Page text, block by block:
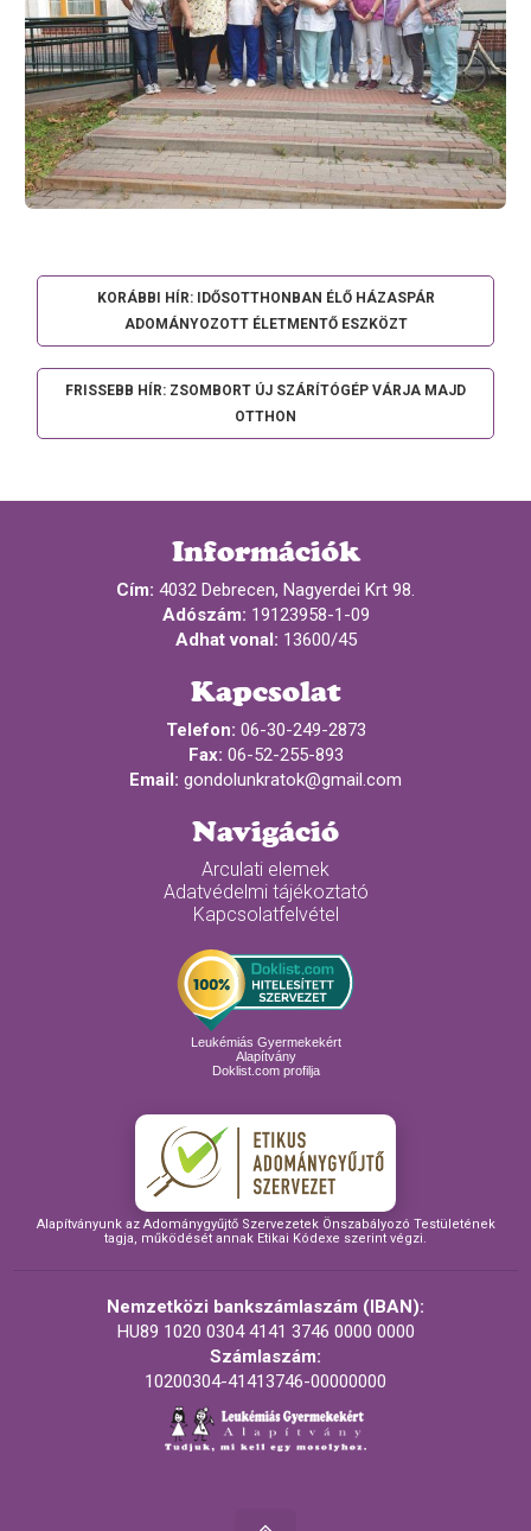
KORÁBBI HÍR: IDŐSOTTHONBAN ÉLŐ HÁZASPÁR
ADOMÁNYOZOTT ÉLETMENTŐ ESZKÖZT
FRISSEBB HÍR: ZSOMBORT ÚJ SZÁRÍTÓGÉP VÁRJA MAJD
OTTHON
Információk
Cím: 4032 Debrecen, Nagyerdei Krt 98.
Adószám: 19123958-1-09
Adhat vonal: 13600/45
Kapcsolat
Telefon: 06-30-249-2873
Fax: 06-52-255-893
Email: gondolunkratok@gmail.com
Navigáció
Arculati elemek
Adatvédelmi tájékoztató
Kapcsolatfelvétel
Leukémiás Gyermekekért
Alapítvány
Doklist.com profilja
Alapítványunk az Adománygyűjtő Szervezetek Önszabályozó Testületének
tagja, működését annak Etikai Kódexe szerint végzi.
Nemzetközi bankszámlaszám (IBAN):
HU89 1020 0304 4141 3746 0000 0000
Számlaszám:
10200304-41413746-00000000